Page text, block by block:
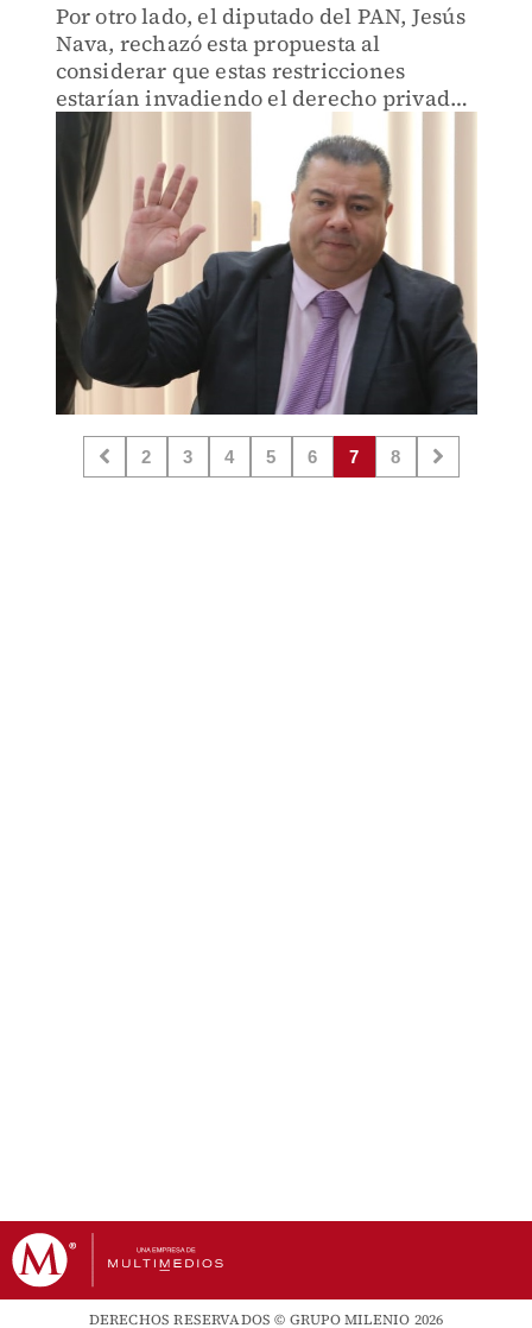
Por otro lado, el diputado del PAN, Jesús
Nava, rechazó esta propuesta al
considerar que estas restricciones
estarían invadiendo el derecho privado
de las empresas.
2 3 4 5 6 7 8
DERECHOS RESERVADOS © GRUPO MILENIO 2026